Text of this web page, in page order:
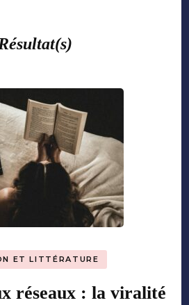
ET LITTÉRATURE
réseaux : la viralité